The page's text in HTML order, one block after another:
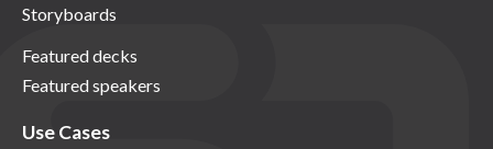
Storyboards
Featured decks
Featured speakers
Use Cases